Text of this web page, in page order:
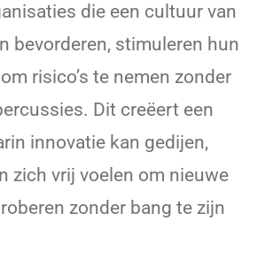
die een cultuur van
bevorderen, stimuleren hun
risico’s te nemen zonder
Dit creëert een
innovatie kan gedijen,
zich vrij voelen om nieuwe
zonder bang te zijn